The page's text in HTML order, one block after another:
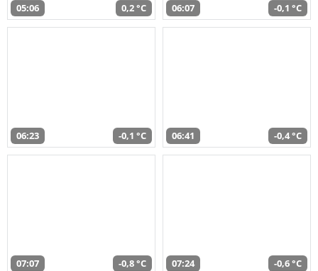
05:06 0,2 °C 06:07 -0,1 °C
06:23 -0,1 °C 06:41 -0,4 °C
07:07 -0,8 °C 07:24 -0,6 °C